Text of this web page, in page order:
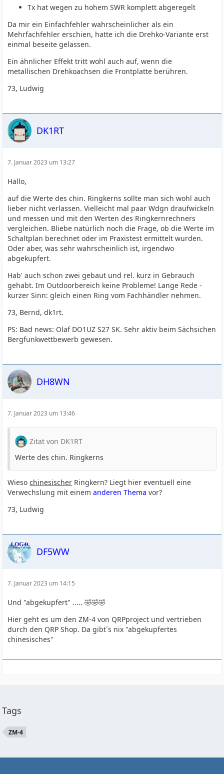
Tx hat wegen zu hohem SWR komplett abgeregelt
Da mir ein Einfachfehler wahrscheinlicher als ein
Mehrfachfehler erschien, hatte ich die Drehko-Variante erst
einmal beseite gelassen.
Ein ähnlicher Effekt tritt wohl auch auf, wenn die
metallischen Drehkoachsen die Frontplatte berühren.
73, Ludwig
DK1RT
7. Januar 2023 um 13:27
Hallo,
auf die Werte des chin. Ringkerns sollte man sich wohl auch
lieber nicht verlassen. Vielleicht mal paar Wdgn draufwickeln
und messen und mit den Werten des Ringkernrechners
vergleichen. Bliebe natürlich noch die Frage, ob die Werte im
Schaltplan berechnet oder im Praxistest ermittelt wurden.
Oder aber, was sehr wahrscheinlich ist, irgendwo
abgekupfert.
Hab' auch schon zwei gebaut und rel. kurz in Gebrauch
gehabt. Im Outdoorbereich keine Probleme! Lange Rede -
kurzer Sinn: gleich einen Ring vom Fachhändler nehmen.
73, Bernd, dk1rt.
PS: Bad news: Olaf DO1UZ S27 SK. Sehr aktiv beim Sächsichen
Bergfunkwettbewerb gewesen.
DH8WN
7. Januar 2023 um 13:46
Zitat von DK1RT
Werte des chin. Ringkerns
Wiesochinesischer Ringkern? Liegt hier eventuell eine
Verwechslung mit einemanderen Thema vor?
73, Ludwig
DF5WW
7. Januar 2023 um 14:15
Und "abgekupfert" ..... 🤣🤣🤣
Hier geht es um den ZM-4 von QRPproject und vertrieben
durch den QRP Shop. Da gibt´s nix "abgekupfertes
chinesisches"
Tags
ZM-4